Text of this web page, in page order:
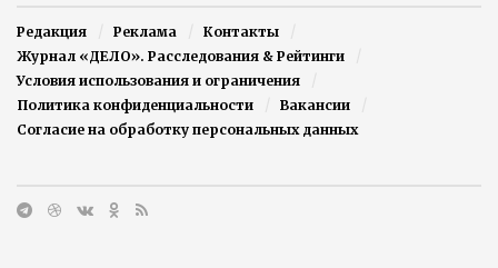
Редакция Реклама
Контакты
Журнал «ДЕЛО». Расследования & Рейтинги
Условия использования и ограничения
Политика конфиденциальности
Вакансии
Согласие на обработку персональных данных